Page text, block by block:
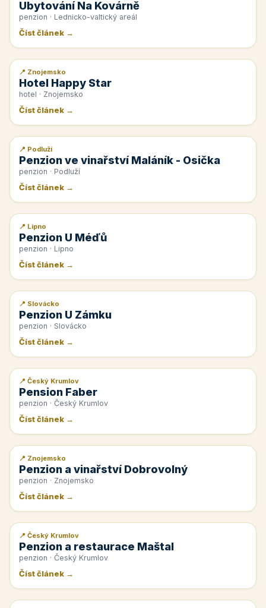
Ubytování Na Kovárně
penzion · Lednicko-valtický areál
Číst článek →
📰 PR článek
📍 Znojemsko
Hotel Happy Star
hotel · Znojemsko
Číst článek →
📰 PR článek
📍 Podluží
Penzion ve vinařství Maláník - Osička
penzion · Podluží
Číst článek →
📰 PR článek
📍 Lipno
Penzion U Méďů
penzion · Lipno
Číst článek →
📰 PR článek
📍 Slovácko
Penzion U Zámku
penzion · Slovácko
Číst článek →
📰 PR článek
📍 Český Krumlov
Pension Faber
penzion · Český Krumlov
Číst článek →
📰 PR článek
📍 Znojemsko
Penzion a vinařství Dobrovolný
penzion · Znojemsko
Číst článek →
📰 PR článek
📍 Český Krumlov
Penzion a restaurace Maštal
penzion · Český Krumlov
Číst článek →